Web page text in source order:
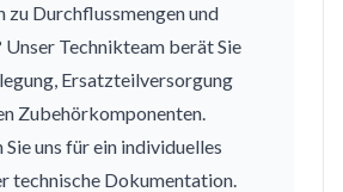
zu Durchflussmengen und
Technikteam berät Sie
Ersatzteilversorgung
Zubehörkomponenten.
uns für ein individuelles
technische Dokumentation.